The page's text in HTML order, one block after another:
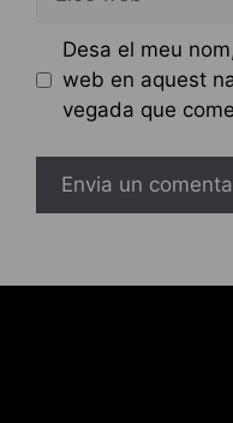
Desa el meu
web en aquest
vegada que